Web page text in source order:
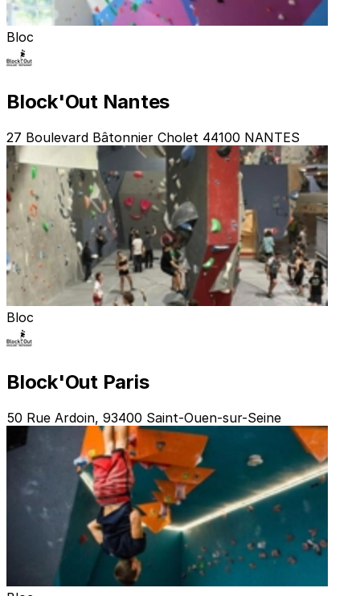
Bloc
Block'Out Nantes
27 Boulevard Bâtonnier Cholet 44100 NANTES
Bloc
Block'Out Paris
50 Rue Ardoin, 93400 Saint-Ouen-sur-Seine